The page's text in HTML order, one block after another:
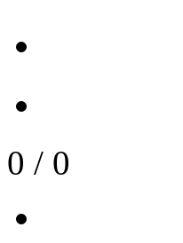
0 / 0